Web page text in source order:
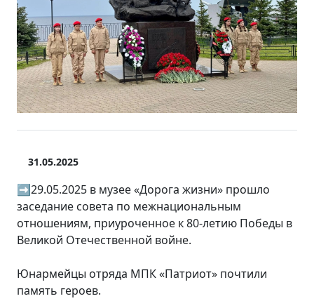
31.05.2025
➡️29.05.2025 в музее «Дорога жизни» прошло
заседание совета по межнациональным
отношениям, приуроченное к 80-летию Победы в
Великой Отечественной войне.
Юнармейцы отряда МПК «Патриот» почтили
память героев.